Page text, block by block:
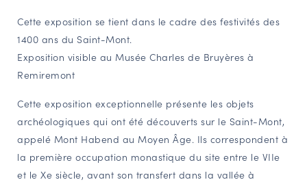
PORTAIL CULTURE
Comité d'Histoire Régionale
Service Inventaire et Patrimoines de la Région Grand Est
VOUS ÊTES…
Amateurs d’histoire et de patrimoine
Responsables de structures
Cette exposition se tient dans le cadre des festivités des
1400 ans du Saint-Mont.
Exposition visible au Musée Charles de Bruyères à
Remiremont
Cette exposition exceptionnelle présente les objets
archéologiques qui ont été découverts sur le Saint-Mont,
appelé Mont Habend au Moyen Âge. Ils correspondent à
la première occupation monastique du site entre le VIIe
et le Xe siècle, avant son transfert dans la vallée à